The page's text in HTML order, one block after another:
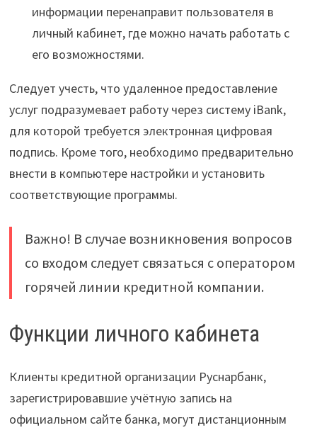
информации перенаправит пользователя в
личный кабинет, где можно начать работать с
его возможностями.
Следует учесть, что удаленное предоставление
услуг подразумевает работу через систему iBank,
для которой требуется электронная цифровая
подпись. Кроме того, необходимо предварительно
внести в компьютере настройки и установить
соответствующие программы.
Важно! В случае возникновения вопросов
со входом следует связаться с оператором
горячей линии кредитной компании.
Функции личного кабинета
Клиенты кредитной организации Руснарбанк,
зарегистрировавшие учётную запись на
официальном сайте банка, могут дистанционным